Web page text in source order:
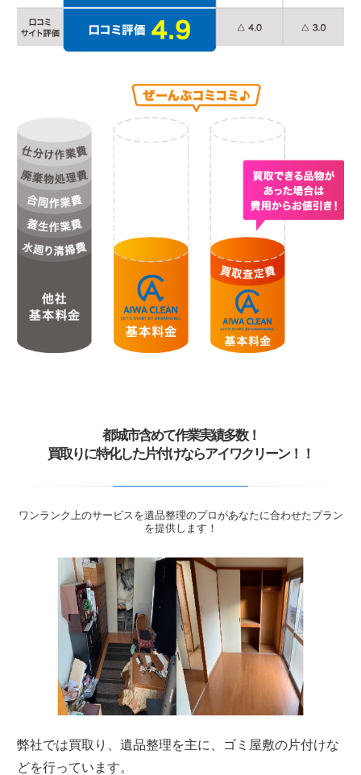
都城市含めて作業実績多数！
買取りに特化した片付けならアイワクリーン！！
ワンランク上のサービスを遺品整理のプロがあなたに合わせたプラン
を提供します！
弊社では買取り、遺品整理を主に、ゴミ屋敷の片付けな
どを行っています。